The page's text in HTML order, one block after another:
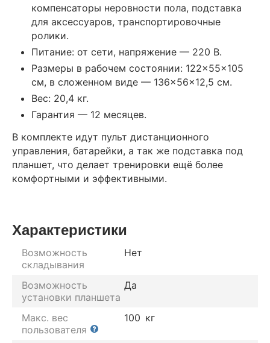
компенсаторы неровности пола, подставка
для аксессуаров, транспортировочные
ролики.
Питание: от сети, напряжение — 220 В.
Размеры в рабочем состоянии: 122×55×105
см, в сложенном виде — 136×56×12,5 см.
Вес: 20,4 кг.
Гарантия — 12 месяцев.
В комплекте идут пульт дистанционного
управления, батарейки, а так же подставка под
планшет, что делает тренировки ещё более
комфортными и эффективными.
Характеристики
Возможность
складывания
Нет
Возможность
установки планшета
Да
Макс. вес
пользователя
100 кг